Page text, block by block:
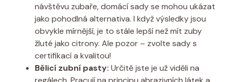
návštěvu zubaře, domácí sady se mohou ukázat
jako pohodlná alternativa. I když výsledky jsou
obvykle mírnější, je to stále lepší než mít zuby
žluté jako citrony. Ale pozor – zvolte sady s
certifikací a kvalitou!
Bělicí zubní pasty: Určitě jste je už viděli na